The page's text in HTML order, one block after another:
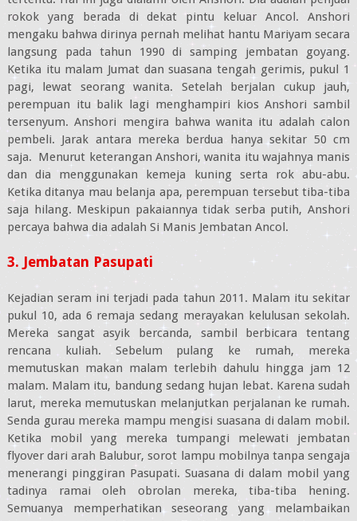
rokok yang berada di dekat pintu keluar Ancol. Anshori
mengaku bahwa dirinya pernah melihat hantu Mariyam secara
langsung pada tahun 1990 di samping jembatan goyang.
Ketika itu malam Jumat dan suasana tengah gerimis, pukul 1
pagi, lewat seorang wanita. Setelah berjalan cukup jauh,
perempuan itu balik lagi menghampiri kios Anshori sambil
tersenyum. Anshori mengira bahwa wanita itu adalah calon
pembeli. Jarak antara mereka berdua hanya sekitar 50 cm
saja. Menurut keterangan Anshori, wanita itu wajahnya manis
dan dia menggunakan kemeja kuning serta rok abu-abu.
Ketika ditanya mau belanja apa, perempuan tersebut tiba-tiba
saja hilang. Meskipun pakaiannya tidak serba putih, Anshori
percaya bahwa dia adalah Si Manis Jembatan Ancol.
3. Jembatan Pasupati
Kejadian seram ini terjadi pada tahun 2011. Malam itu sekitar
pukul 10, ada 6 remaja sedang merayakan kelulusan sekolah.
Mereka sangat asyik bercanda, sambil berbicara tentang
rencana kuliah. Sebelum pulang ke rumah, mereka
memutuskan makan malam terlebih dahulu hingga jam 12
malam. Malam itu, bandung sedang hujan lebat. Karena sudah
larut, mereka memutuskan melanjutkan perjalanan ke rumah.
Senda gurau mereka mampu mengisi suasana di dalam mobil.
Ketika mobil yang mereka tumpangi melewati jembatan
flyover dari arah Balubur, sorot lampu mobilnya tanpa sengaja
menerangi pinggiran Pasupati. Suasana di dalam mobil yang
tadinya ramai oleh obrolan mereka, tiba-tiba hening.
Semuanya memperhatikan seseorang yang melambaikan